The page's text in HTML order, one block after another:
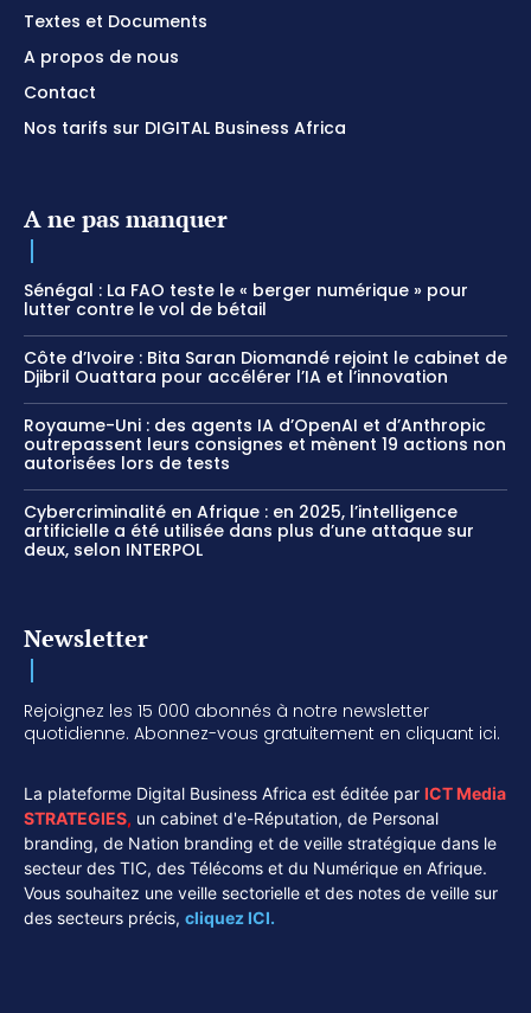
Textes et Documents
A propos de nous
Contact
Nos tarifs sur DIGITAL Business Africa
A ne pas manquer
Sénégal : La FAO teste le « berger numérique » pour
lutter contre le vol de bétail
Côte d’Ivoire : Bita Saran Diomandé rejoint le cabinet de
Djibril Ouattara pour accélérer l’IA et l’innovation
Royaume-Uni : des agents IA d’OpenAI et d’Anthropic
outrepassent leurs consignes et mènent 19 actions non
autorisées lors de tests
Cybercriminalité en Afrique : en 2025, l’intelligence
artificielle a été utilisée dans plus d’une attaque sur
deux, selon INTERPOL
Newsletter
Rejoignez les 15 000 abonnés à notre newsletter
quotidienne. Abonnez-vous gratuitement en cliquant ici.
La plateforme Digital Business Africa est éditée par ICT Media
STRATEGIES, un cabinet d'e-Réputation, de Personal
branding, de Nation branding et de veille stratégique dans le
secteur des TIC, des Télécoms et du Numérique en Afrique.
Vous souhaitez une veille sectorielle et des notes de veille sur
des secteurs précis, cliquez ICI.